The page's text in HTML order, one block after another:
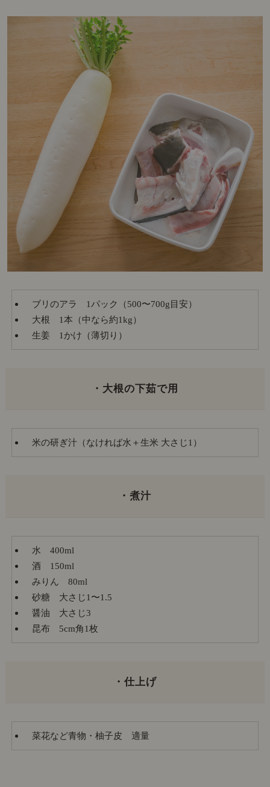
ブリのアラ 1パック（500〜700g目安）
大根 1本（中なら約1kg）
生姜 1かけ（薄切り）
・大根の下茹で用
米の研ぎ汁（なければ水＋生米 大さじ1）
・煮汁
水 400ml
酒 150ml
みりん 80ml
砂糖 大さじ1〜1.5
醤油 大さじ3
昆布 5cm角1枚
・仕上げ
菜花など青物・柚子皮 適量